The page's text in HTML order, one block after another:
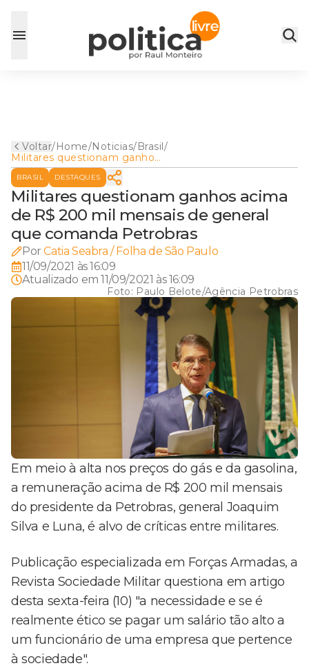
Voltar/Home/Noticias/Brasil/
Militares questionam ganhos
acima de R$ 200 mil
mensais de general que
comanda Petrobras
BRASIL DESTAQUES
Militares questionam ganhos acima
de R$ 200 mil mensais de general
que comanda Petrobras
Por Catia Seabra / Folha de São Paulo
11/09/2021 às 16:09
Atualizado em11/09/2021 às 16:09
Foto: Paulo Belote/Agência Petrobras
Em meio à alta nos preços do gás e da gasolina,
a remuneração acima de R$ 200 mil mensais
do presidente da Petrobras, general Joaquim
Silva e Luna, é alvo de críticas entre militares.
Publicação especializada em Forças Armadas, a
Revista Sociedade Militar questiona em artigo
desta sexta-feira (10) "a necessidade e se é
realmente ético se pagar um salário tão alto a
um funcionário de uma empresa que pertence
à sociedade".